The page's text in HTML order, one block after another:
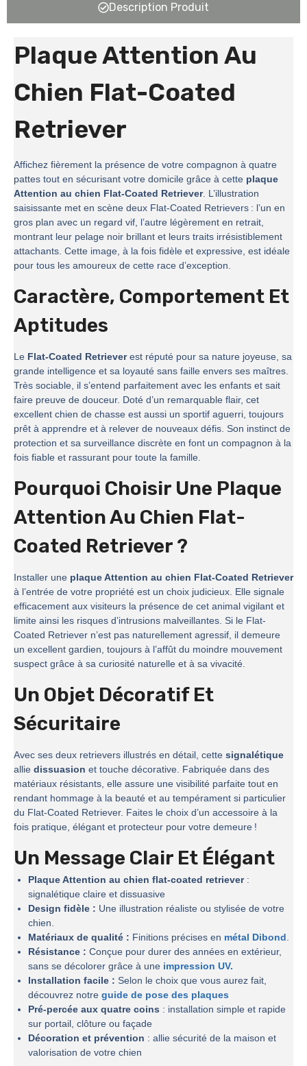
Description Produit
Plaque Attention Au
Chien Flat-Coated
Retriever
Affichez fièrement la présence de votre compagnon à quatre
pattes tout en sécurisant votre domicile grâce à cette plaque
Attention au chien Flat-Coated Retriever. L’illustration
saisissante met en scène deux Flat-Coated Retrievers : l’un en
gros plan avec un regard vif, l’autre légèrement en retrait,
montrant leur pelage noir brillant et leurs traits irrésistiblement
attachants. Cette image, à la fois fidèle et expressive, est idéale
pour tous les amoureux de cette race d’exception.
Caractère, Comportement Et
Aptitudes
Le Flat-Coated Retrieverest réputé pour sa nature joyeuse, sa
grande intelligence et sa loyauté sans faille envers ses maîtres.
Très sociable, il s’entend parfaitement avec les enfants et sait
faire preuve de douceur. Doté d’un remarquable flair, cet
excellent chien de chasse est aussi un sportif aguerri, toujours
prêt à apprendre et à relever de nouveaux défis. Son instinct de
protection et sa surveillance discrète en font un compagnon à la
fois fiable et rassurant pour toute la famille.
Pourquoi Choisir Une Plaque
Attention Au Chien Flat-
Coated Retriever ?
Installer une plaque Attention au chien Flat-Coated Retriever
à l’entrée de votre propriété est un choix judicieux. Elle signale
efficacement aux visiteurs la présence de cet animal vigilant et
limite ainsi les risques d’intrusions malveillantes. Si le Flat-
Coated Retriever n’est pas naturellement agressif, il demeure
un excellent gardien, toujours à l’affût du moindre mouvement
suspect grâce à sa curiosité naturelle et à sa vivacité.
Un Objet Décoratif Et
Sécuritaire
Avec ses deux retrievers illustrés en détail, cette signalétique
allie dissuasion et touche décorative. Fabriquée dans des
matériaux résistants, elle assure une visibilité parfaite tout en
rendant hommage à la beauté et au tempérament si particulier
du Flat-Coated Retriever. Faites le choix d’un accessoire à la
fois pratique, élégant et protecteur pour votre demeure !
Un Message Clair Et Élégant
Plaque Attention au chien flat-coated retriever:
signalétique claire et dissuasive
Design fidèle : Une illustration réaliste ou stylisée de votre
chien.
Matériaux de qualité : Finitions précises en métal Dibond.
Résistance : Conçue pour durer des années en extérieur,
sans se décolorer grâce à une impression UV.
Installation facile : Selon le choix que vous aurez fait,
découvrez notre guide de pose des plaques
Pré-percée aux quatre coins : installation simple et rapide
sur portail, clôture ou façade
Décoration et prévention : allie sécurité de la maison et
valorisation de votre chien